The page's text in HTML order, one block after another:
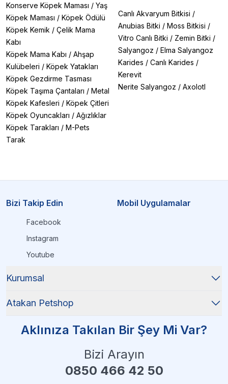
Konserve Köpek Maması / Yaş
Köpek Maması / Köpek Ödülü
Köpek Kemik / Çelik Mama
Kabı
Köpek Mama Kabı / Ahşap
Kulübeleri / Köpek Yatakları
Köpek Gezdirme Tasması
Köpek Taşıma Çantaları / Metal
Köpek Kafesleri / Köpek Çitleri
Köpek Oyuncakları / Ağızlıklar
Köpek Tarakları / M-Pets
Tarak
Canlı Akvaryum Bitkisi /
Anubias Bitki / Moss Bitkisi /
Vitro Canlı Bitki / Zemin Bitki /
Salyangoz / Elma Salyangoz
Karides / Canlı Karides /
Kerevit
Nerite Salyangoz / Axolotl
Bizi Takip Edin
Facebook
Instagram
Youtube
Mobil Uygulamalar
Kurumsal
Atakan Petshop
Aklınıza Takılan Bir Şey Mi Var?
Bizi Arayın
0850 466 42 50